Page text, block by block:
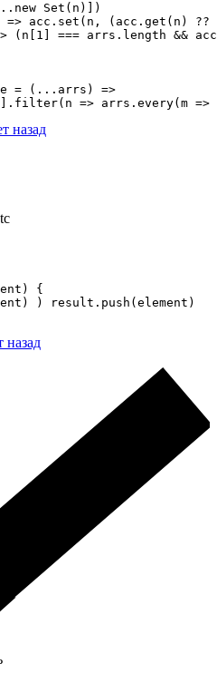
Set(n)])
=> acc.set(n, (acc.get(n) ??
(n[1] === arrs.length &&
= (...arrs) =>
=> arrs.every(m =>
назад
{
) result.push(element)
назад